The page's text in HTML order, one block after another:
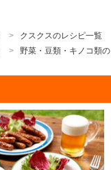
クスクスのレシピ一覧
野菜・豆類・キノコ類